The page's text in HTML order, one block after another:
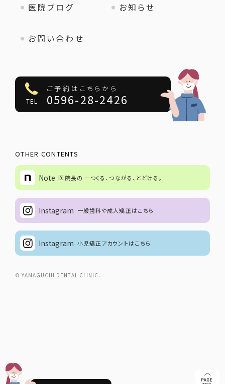
医院ブログ お知らせ
お問い合わせ
ご予約はこちらから
TEL 0596-28-2426
OTHER CONTENTS
Note 医院長の ―つくる、つながる、とどける。
Instagram 一般歯科や成人矯正はこちら
Instagram 小児矯正アカウントはこちら
© YAMAGUCHI DENTAL CLINIC.